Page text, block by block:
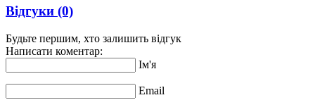
Відгуки (0)
Будьте першим, хто залишить відгук
Написати коментар:
Ім'я
Email